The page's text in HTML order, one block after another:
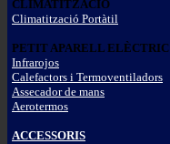
CLIMATITZACIÓ
Climatització Portàtil
PETIT APARELL ELÈCTRIC
Infrarojos
Calefactors i Termoventiladors
Assecador de mans
Aerotermos
ACCESSORIS